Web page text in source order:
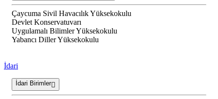
Çaycuma Sivil Havacılık Yüksekokulu
Devlet Konservatuvarı
Uygulamalı Bilimler Yüksekokulu
Yabancı Diller Yüksekokulu
İdari
İdari Birimler